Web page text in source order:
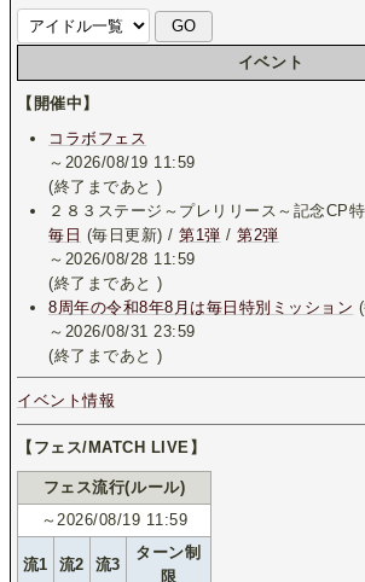
イベント
【開催中】
コラボフェス
～2026/08/19 11:59
(終了まであと)
２８３ステージ～プレリリース～記念CP
毎日 (毎日更新) /第1弾 /第2弾
～2026/08/28 11:59
(終了まであと)
8周年の令和8年8月は毎日特別ミッション
～2026/08/31 23:59
(終了まであと)
イベント情報
【フェス/MATCH LIVE】
フェス流行(ルール)
～2026/08/19 11:59
流1 流2 流3
ターン制
限